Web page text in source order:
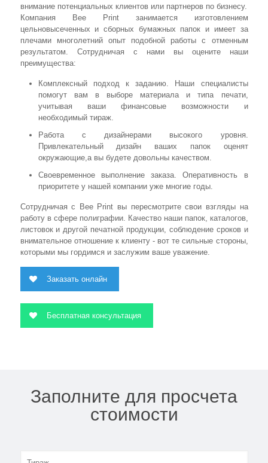
внимание потенциальных клиентов или партнеров по бизнесу.
Компания Bee Print занимается изготовлением
цельновысеченных и сборных бумажных папок и имеет за
плечами многолетний опыт подобной работы с отменным
результатом. Сотрудничая с нами вы оцените наши
преимущества:
Комплексный подход к заданию. Наши специалисты
помогут вам в выборе материала и типа печати,
учитывая ваши финансовые возможности и
необходимый тираж.
Работа с дизайнерами высокого уровня.
Привлекательный дизайн ваших папок оценят
окружающие,а вы будете довольны качеством.
Своевременное выполнение заказа. Оперативность в
приоритете у нашей компании уже многие годы.
Сотрудничая с Bee Print вы пересмотрите свои взгляды на
работу в сфере полиграфии. Качество наши папок, каталогов,
листовок и другой печатной продукции, соблюдение сроков и
внимательное отношение к клиенту - вот те сильные стороны,
которыми мы гордимся и заслужим ваше уважение.
Заказать онлайн
Бесплатная консультация
Заполните для просчета
стоимости